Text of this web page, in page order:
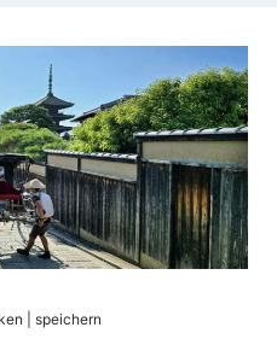
| speichern